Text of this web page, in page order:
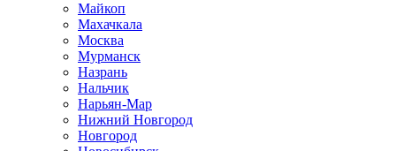
Майкоп
Махачкала
Москва
Мурманск
Назрань
Нальчик
Нарьян-Мар
Нижний Новгород
Новгород